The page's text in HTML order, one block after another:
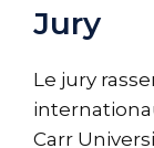
Jury
Le jury
Carr